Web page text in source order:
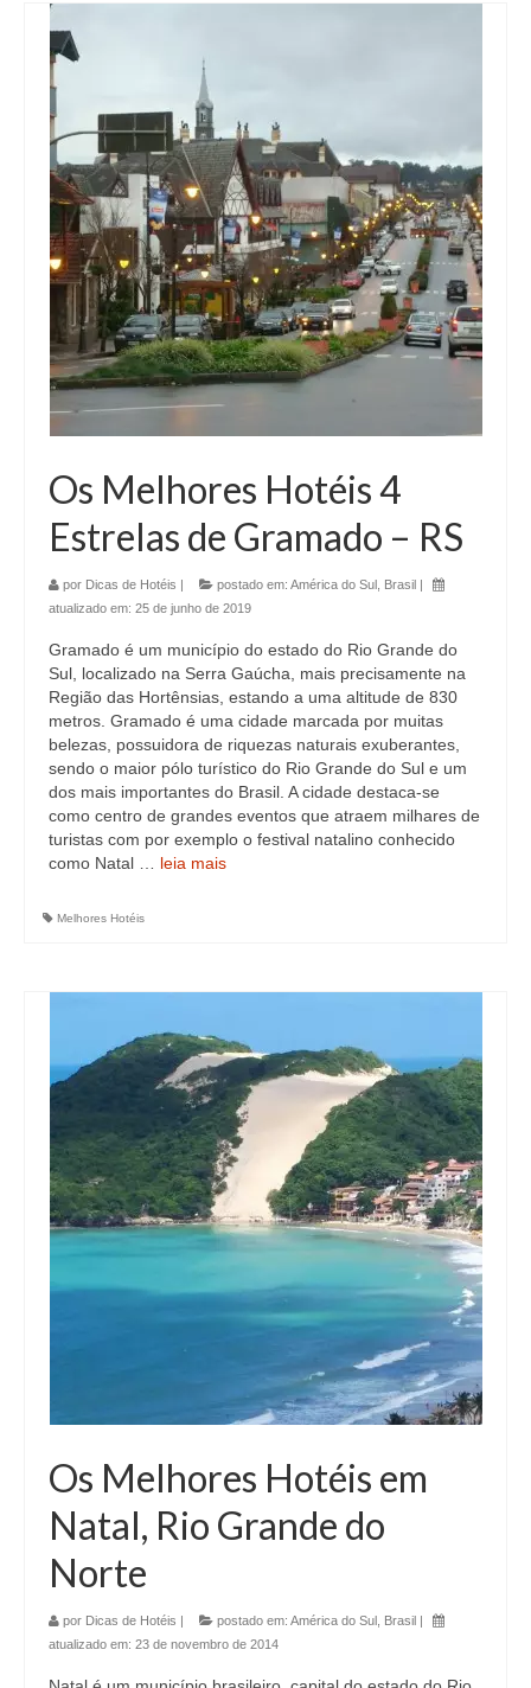
Os Melhores Hotéis 4
Estrelas de Gramado – RS
por Dicas de Hotéis | postado em: América do Sul Brasil |
atualizado em: 25 de junho de 2019
Gramado é um município do estado do Rio Grande do
Sul, localizado na Serra Gaúcha, mais precisamente na
Região das Hortênsias, estando a uma altitude de 830
metros. Gramado é uma cidade marcada por muitas
belezas, possuidora de riquezas naturais exuberantes,
sendo o maior pólo turístico do Rio Grande do Sul e um
dos mais importantes do Brasil. A cidade destaca-se
como centro de grandes eventos que atraem milhares de
turistas com por exemplo o festival natalino conhecido
como Natal … leia mais
Melhores Hotéis
Os Melhores Hotéis em
Natal, Rio Grande do
Norte
por Dicas de Hotéis | postado em: América do Sul Brasil |
atualizado em: 23 de novembro de 2014